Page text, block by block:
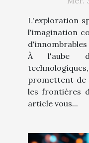
L'exploration
l'imagination
À l'aube
promettent de
les frontières
article vous...